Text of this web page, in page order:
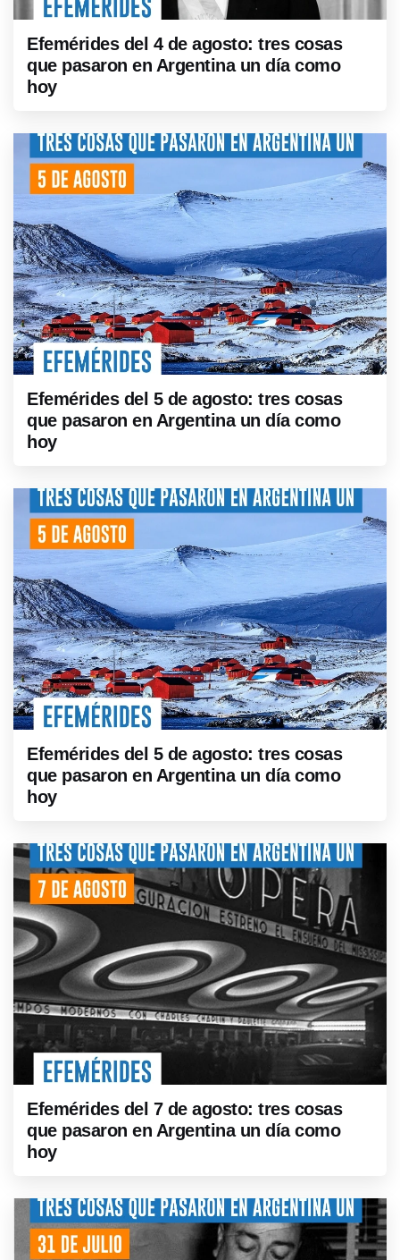
Efemérides del 4 de agosto: tres cosas
que pasaron en Argentina un día como
hoy
Efemérides del 5 de agosto: tres cosas
que pasaron en Argentina un día como
hoy
Efemérides del 5 de agosto: tres cosas
que pasaron en Argentina un día como
hoy
Efemérides del 7 de agosto: tres cosas
que pasaron en Argentina un día como
hoy